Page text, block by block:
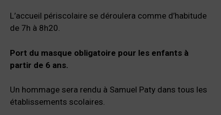
L’accueil périscolaire se déroulera comme d’habitude
de 7h à 8h20.
Port du masque obligatoire pour les enfants à
partir de 6 ans.
Un hommage sera rendu à Samuel Paty dans tous les
établissements scolaires.